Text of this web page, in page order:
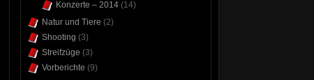
Konzerte – 2014 (14)
Natur und Tiere (2)
Shooting (3)
Streifzüge (3)
Vorberichte (9)